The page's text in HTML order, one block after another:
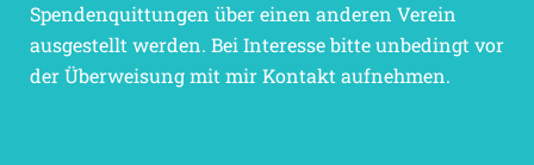
Spendenquittungen über einen anderen Verein
ausgestellt werden. Bei Interesse bitte unbedingt vor
der Überweisung mit mir Kontakt aufnehmen.